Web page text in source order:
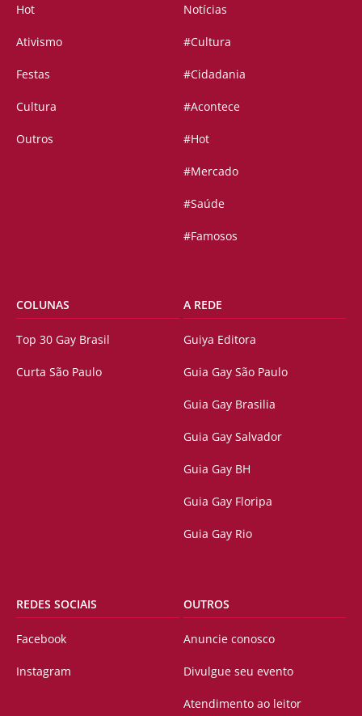
Hot
Ativismo
Festas
Cultura
Outros
Notícias
#Cultura
#Cidadania
#Acontece
#Hot
#Mercado
#Saúde
#Famosos
COLUNAS
Top 30 Gay Brasil
Curta São Paulo
A REDE
Guiya Editora
Guia Gay São Paulo
Guia Gay Brasilia
Guia Gay Salvador
Guia Gay BH
Guia Gay Floripa
Guia Gay Rio
REDES SOCIAIS
Facebook
Instagram
OUTROS
Anuncie conosco
Divulgue seu evento
Atendimento ao leitor